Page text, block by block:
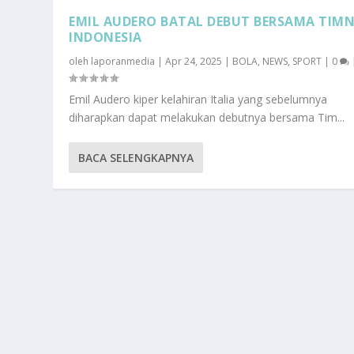
EMIL AUDERO BATAL DEBUT BERSAMA
INDONESIA
oleh laporanmedia |Apr 24, 2025 | BOLA, NEWS, SPORT | 0
Emil Audero kiper kelahiran Italia yang sebelumnya
diharapkan dapat melakukan debutnya bersama Tim...
BACA SELENGKAPNYA